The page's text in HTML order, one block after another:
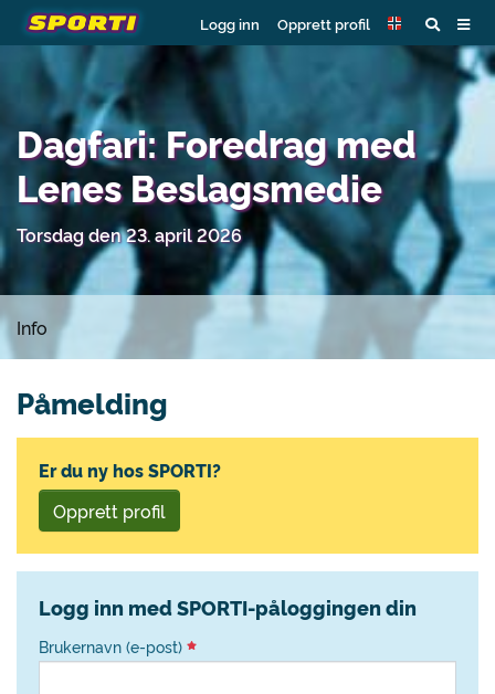
Logg inn Opprett profil
Dagfari: Foredrag med
Lenes Beslagsmedie
Torsdag den 23. april 2026
Info
Påmelding
Er du ny hos SPORTI?
Opprett profil
Logg inn med SPORTI-påloggingen din
Brukernavn (e-post)